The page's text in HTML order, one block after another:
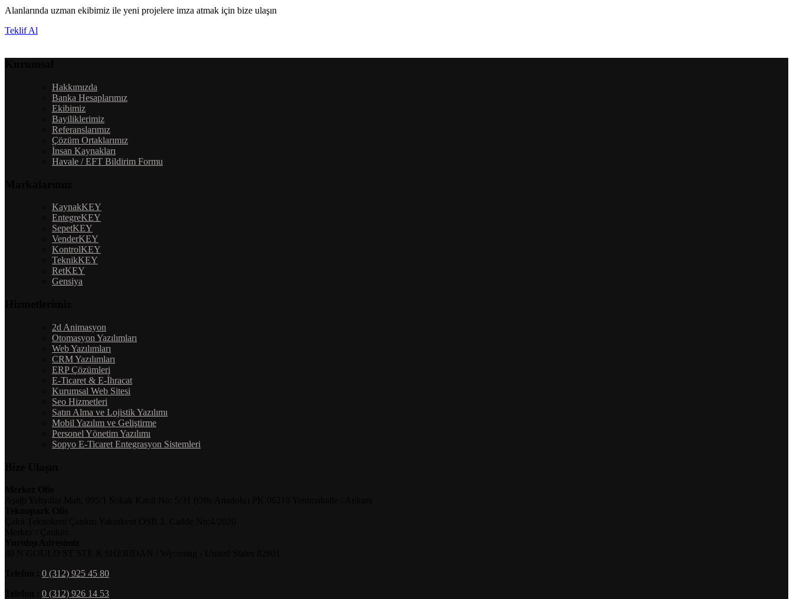
Alanlarında uzman ekibimiz ile yeni projelere imza atmak için bize ulaşın
Teklif Al
Hakkımızda
Banka Hesaplarımız
Ekibimiz
Bayiliklerimiz
Referanslarımız
Çözüm Ortaklarımız
İnsan Kaynakları
Havale / EFT Bildirim Formu
KaynakKEY
EntegreKEY
SepetKEY
VenderKEY
KontrolKEY
TeknikKEY
RetKEY
Gensiya
2d Animasyon
Otomasyon Yazılımları
Web Yazılımları
CRM Yazılımları
ERP Çözümleri
E-Ticaret & E-İhracat
Kurumsal Web Sitesi
Seo Hizmetleri
Satın Alma ve Lojistik Yazılımı
Mobil Yazılım ve Geliştirme
Personel Yönetim Yazılımı
Sopyo E-Ticaret Entegrasyon Sistemleri
0 (312) 925 45 80
0 (312) 926 14 53